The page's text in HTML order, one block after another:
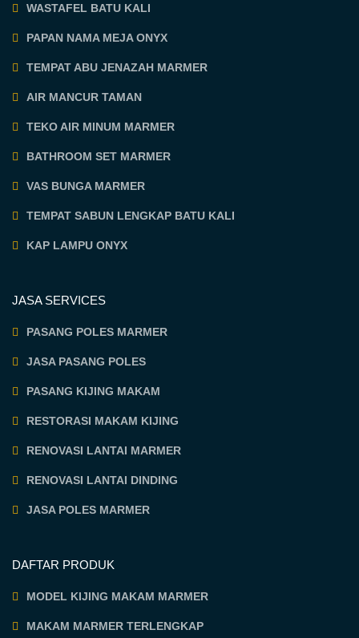
WASTAFEL BATU KALI
PAPAN NAMA MEJA ONYX
TEMPAT ABU JENAZAH MARMER
AIR MANCUR TAMAN
TEKO AIR MINUM MARMER
BATHROOM SET MARMER
VAS BUNGA MARMER
TEMPAT SABUN LENGKAP BATU KALI
KAP LAMPU ONYX
JASA SERVICES
PASANG POLES MARMER
JASA PASANG POLES
PASANG KIJING MAKAM
RESTORASI MAKAM KIJING
RENOVASI LANTAI MARMER
RENOVASI LANTAI DINDING
JASA POLES MARMER
DAFTAR PRODUK
MODEL KIJING MAKAM MARMER
MAKAM MARMER TERLENGKAP